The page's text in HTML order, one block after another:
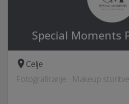
Special Moments
Celje
Fotografiranje · Makeup